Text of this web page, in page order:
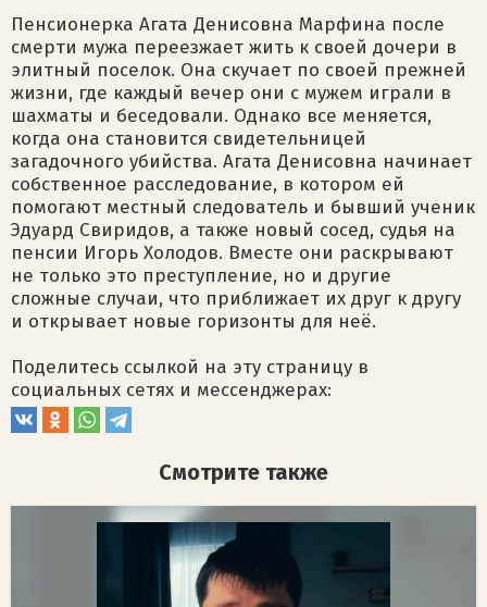
Пенсионерка Агата Денисовна Марфина после
смерти мужа переезжает жить к своей дочери в
элитный поселок. Она скучает по своей прежней
жизни, где каждый вечер они с мужем играли в
шахматы и беседовали. Однако все меняется,
когда она становится свидетельницей
загадочного убийства. Агата Денисовна начинает
собственное расследование, в котором ей
помогают местный следователь и бывший ученик
Эдуард Свиридов, а также новый сосед, судья на
пенсии Игорь Холодов. Вместе они раскрывают
не только это преступление, но и другие
сложные случаи, что приближает их друг к другу
и открывает новые горизонты для неё.
Поделитесь ссылкой на эту страницу в
социальных сетях и мессенджерах:
Смотрите также